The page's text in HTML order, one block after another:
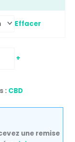
Effacer
+
: CBD
une remise